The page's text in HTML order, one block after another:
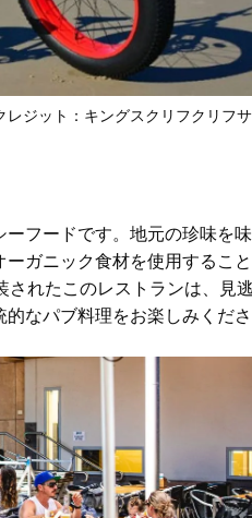
レジット： キングスクリフクリフ
フードです。地元の珍味を
ガニック食材を使用するこ
れたこのレストランは、見
なパブ料理をお楽しみくださ